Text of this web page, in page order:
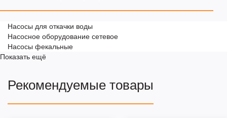
Насосы для откачки воды
Насосное оборудование сетевое
Насосы фекальные
Показать ещё
Рекомендуемые товары